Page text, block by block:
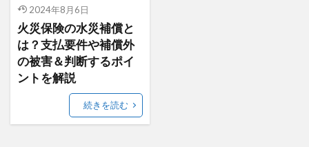
2024年8月6日
火災保険の水災補償と
は？支払要件や補償外
の被害＆判断するポイ
ントを解説
続きを読む